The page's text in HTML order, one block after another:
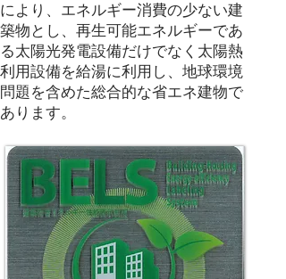
により、エネルギー消費の少ない建
築物とし、再生可能エネルギーであ
る太陽光発電設備だけでなく太陽熱
利用設備を給湯に利用し、地球環境
問題を含めた総合的な省エネ建物で
あります。